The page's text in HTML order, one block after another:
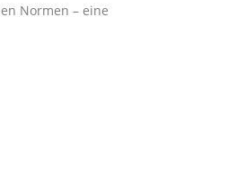
Normen – eine